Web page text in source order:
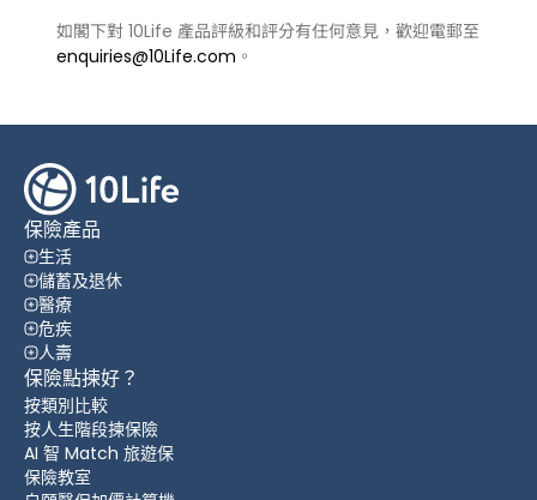
如閣下對 10Life 產品評級和評分有任何意見，歡迎電郵至
enquiries@10Life.com 。
保險產品
生活
儲蓄及退休
醫療
危疾
人壽
保險點揀好？
按類別比較
按人生階段揀保險
AI 智 Match 旅遊保
保險教室